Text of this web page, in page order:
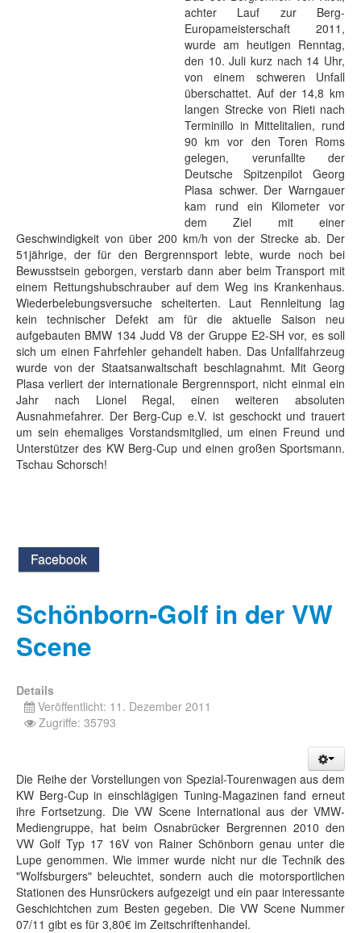
achter Lauf zur Berg-
Europameisterschaft 2011,
wurde am heutigen Renntag,
den 10. Juli kurz nach 14 Uhr,
von einem schweren Unfall
überschattet. Auf der 14,8 km
langen Strecke von Rieti nach
Terminillo in Mittelitalien, rund
90 km vor den Toren Roms
gelegen, verunfallte der
Deutsche Spitzenpilot Georg
Plasa schwer. Der Warngauer
kam rund ein Kilometer vor
dem Ziel mit einer
Geschwindigkeit von über 200 km/h von der Strecke ab. Der
51jährige, der für den Bergrennsport lebte, wurde noch bei
Bewusstsein geborgen, verstarb dann aber beim Transport mit
einem Rettungshubschrauber auf dem Weg ins Krankenhaus.
Wiederbelebungsversuche scheiterten. Laut Rennleitung lag
kein technischer Defekt am für die aktuelle Saison neu
aufgebauten BMW 134 Judd V8 der Gruppe E2-SH vor, es soll
sich um einen Fahrfehler gehandelt haben. Das Unfallfahrzeug
wurde von der Staatsanwaltschaft beschlagnahmt. Mit Georg
Plasa verliert der internationale Bergrennsport, nicht einmal ein
Jahr nach Lionel Regal, einen weiteren absoluten
Ausnahmefahrer. Der Berg-Cup e.V. ist geschockt und trauert
um sein ehemaliges Vorstandsmitglied, um einen Freund und
Unterstützer des KW Berg-Cup und einen großen Sportsmann.
Tschau Schorsch!
Facebook
Schönborn-Golf in der VW
Scene
Details
Veröffentlicht: 11. Dezember 2011
Zugriffe: 35793
Die Reihe der Vorstellungen von Spezial-Tourenwagen aus dem
KW Berg-Cup in einschlägigen Tuning-Magazinen fand erneut
ihre Fortsetzung. Die VW Scene International aus der VMW-
Mediengruppe, hat beim Osnabrücker Bergrennen 2010 den
VW Golf Typ 17 16V von Rainer Schönborn genau unter die
Lupe genommen. Wie immer wurde nicht nur die Technik des
"Wolfsburgers" beleuchtet, sondern auch die motorsportlichen
Stationen des Hunsrückers aufgezeigt und ein paar interessante
Geschichtchen zum Besten gegeben. Die VW Scene Nummer
07/11 gibt es für 3,80€ im Zeitschriftenhandel.